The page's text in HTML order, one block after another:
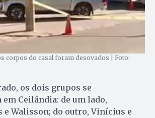
corpos do casal foram desovados | Foto:
os dois grupos se
Ceilândia: de um lado,
e Walisson; do outro, Vinícius e